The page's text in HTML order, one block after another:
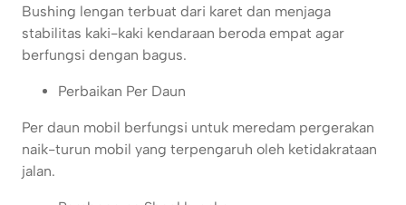
Bushing lengan terbuat dari karet dan menjaga
stabilitas kaki-kaki kendaraan beroda empat agar
berfungsi dengan bagus.
Perbaikan Per Daun
Per daun mobil berfungsi untuk meredam pergerakan
naik-turun mobil yang terpengaruh oleh ketidakrataan
jalan.